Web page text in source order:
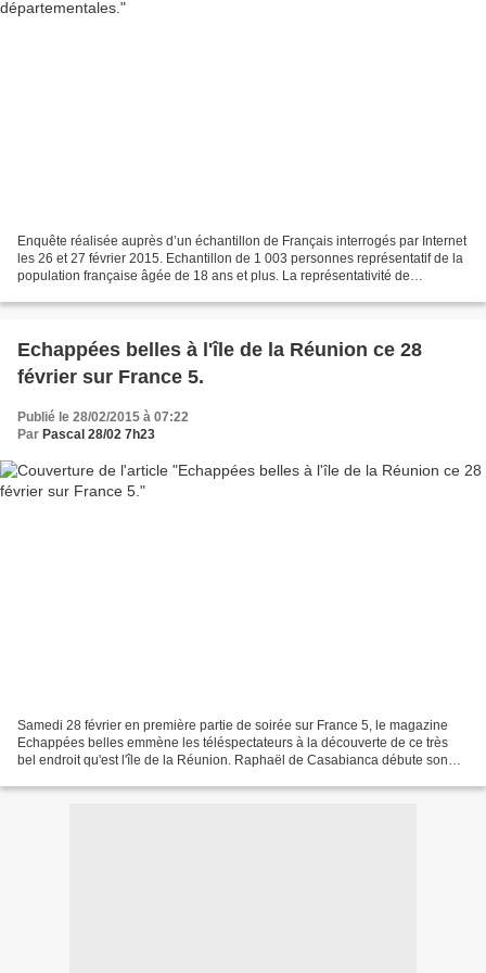
Enquête réalisée auprès d’un échantillon de Français interrogés par Internet
les 26 et 27 février 2015. Echantillon de 1 003 personnes représentatif de la
population française âgée de 18 ans et plus. La représentativité de
Echappées belles à l'île de la Réunion ce 28
février sur France 5.
Publié le 28/02/2015 à 07:22
Par Pascal 28/02 7h23
Samedi 28 février en première partie de soirée sur France 5, le magazine
Echappées belles emmène les téléspectateurs à la découverte de ce très
bel endroit qu'est l'île de la Réunion. Raphaël de Casabianca débute son